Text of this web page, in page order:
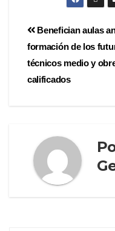
Benefician aulas
formación de los
técnicos medio y
calificados